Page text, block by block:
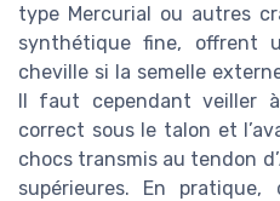
type Mercurial ou autres
synthétique fine, offrent
cheville si la semelle
Il faut cependant veiller
correct sous le talon et
chocs transmis au tendon
supérieures. En pratique,